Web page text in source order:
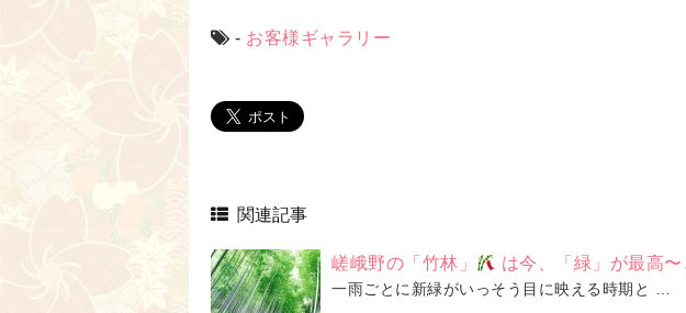
- お客様ギャラリー
関連記事
嵯峨野の「竹林」 は今、「緑」が最高〜
一雨ごとに新緑がいっそう目に映える時期と …